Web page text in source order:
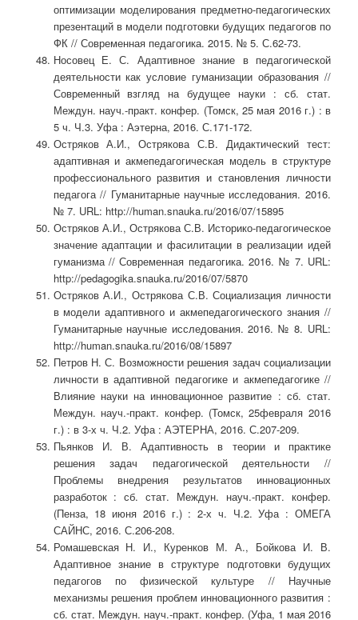
оптимизации моделирования предметно-педагогических
презентаций в модели подготовки будущих педагогов по
ФК // Современная педагогика. 2015. № 5. С.62-73.
Носовец Е. С. Адаптивное знание в педагогической
деятельности как условие гуманизации образования //
Современный взгляд на будущее науки : сб. стат.
Междун. науч.-практ. конфер. (Томск, 25 мая 2016 г.) : в
5 ч. Ч.3. Уфа : Аэтерна, 2016. С.171-172.
Остряков А.И., Острякова С.В. Дидактический тест:
адаптивная и акмепедагогическая модель в структуре
профессионального развития и становления личности
педагога // Гуманитарные научные исследования. 2016.
№ 7. URL: http://human.snauka.ru/2016/07/15895
Остряков А.И., Острякова С.В. Историко-педагогическое
значение адаптации и фасилитации в реализации идей
гуманизма // Современная педагогика. 2016. № 7. URL:
http://pedagogika.snauka.ru/2016/07/5870
Остряков А.И., Острякова С.В. Социализация личности
в модели адаптивного и акмепедагогического знания //
Гуманитарные научные исследования. 2016. № 8. URL:
http://human.snauka.ru/2016/08/15897
Петров Н. С. Возможности решения задач социализации
личности в адаптивной педагогике и акмепедагогике //
Влияние науки на инновационное развитие : сб. стат.
Междун. науч.-практ. конфер. (Томск, 25февраля 2016
г.) : в 3-х ч. Ч.2. Уфа : АЭТЕРНА, 2016. С.207-209.
Пьянков И. В. Адаптивность в теории и практике
решения задач педагогической деятельности //
Проблемы внедрения результатов инновационных
разработок : сб. стат. Междун. науч.-практ. конфер.
(Пенза, 18 июня 2016 г.) : 2-х ч. Ч.2. Уфа : ОМЕГА
САЙНС, 2016. С.206-208.
Ромашевская Н. И., Куренков М. А., Бойкова И. В.
Адаптивное знание в структуре подготовки будущих
педагогов по физической культуре // Научные
механизмы решения проблем инновационного развития :
сб. стат. Междун. науч.-практ. конфер. (Уфа, 1 мая 2016